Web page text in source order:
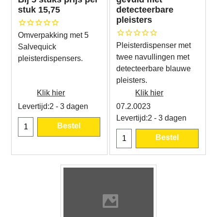
stuk 15,75
Omverpakking met 5
Salvequick
pleisterdispensers.
Klik hier
Levertijd:2 - 3 dagen
Bestel
detecteerbare
pleisters
Pleisterdispenser met
twee navullingen met
detecteerbare blauwe
pleisters.
Klik hier
07.2.0023
Levertijd:2 - 3 dagen
Bestel